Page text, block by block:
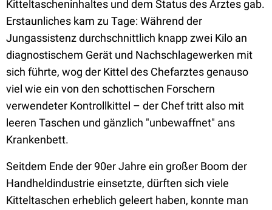
Kitteltascheninhaltes und dem Status des Arztes gab.
Erstaunliches kam zu Tage: Während der
Jungassistenz durchschnittlich knapp zwei Kilo an
diagnostischem Gerät und Nachschlagewerken mit
sich führte, wog der Kittel des Chefarztes genauso
viel wie ein von den schottischen Forschern
verwendeter Kontrollkittel – der Chef tritt also mit
leeren Taschen und gänzlich "unbewaffnet" ans
Krankenbett.
Seitdem Ende der 90er Jahre ein großer Boom der
Handheldindustrie einsetzte, dürften sich viele
Kitteltaschen erheblich geleert haben, konnte man